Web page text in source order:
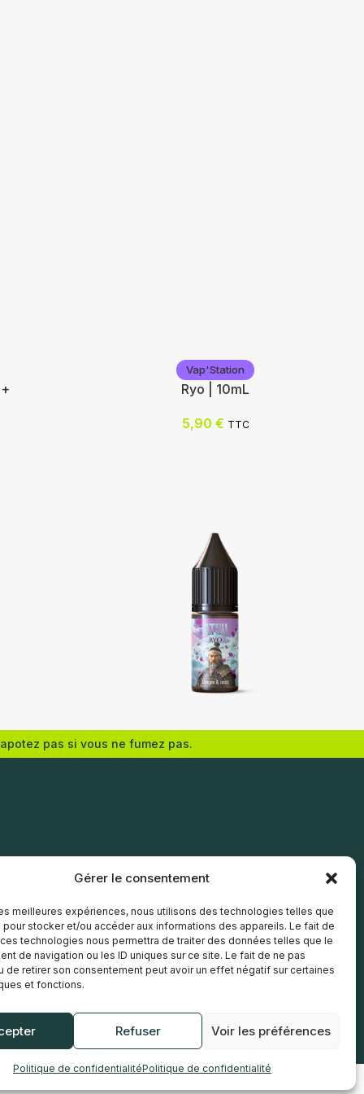
Gérer le consentement
meilleures expériences, nous utilisons des technologies telles que
stocker et/ou accéder aux informations des appareils. Le fait de
technologies nous permettra de traiter des données telles que le
de navigation ou les ID uniques sur ce site. Le fait de ne pas
de retirer son consentement peut avoir un effet négatif sur certaines
et fonctions.
Refuser Voir les préférences
Politique de confidentialitéPolitique de confidentialité
Vap'Station
Ryo | 10mL
5,90 € TTC
12
Choix des options
pas si vous ne fumez pas.